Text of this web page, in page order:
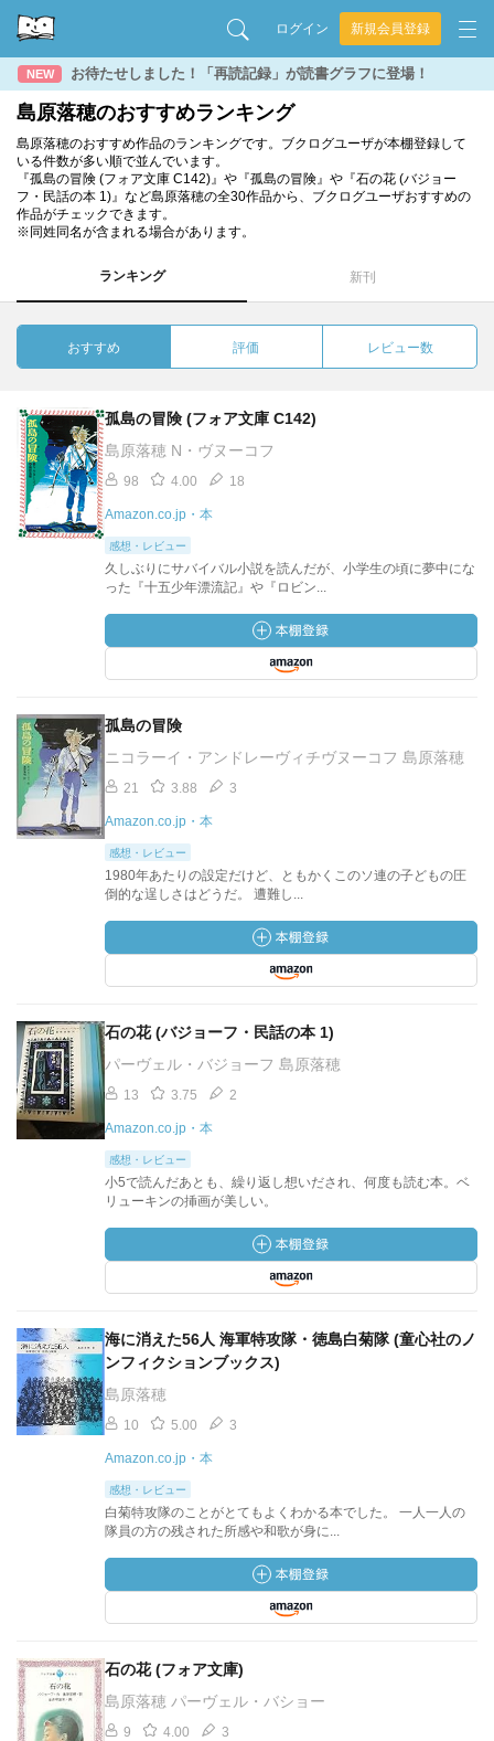
ログイン 新規会員登録
NEW お待たせしました！「再読記録」が読書グラフに登場！
島原落穂のおすすめランキング
島原落穂のおすすめ作品のランキングです。ブクログユーザが本棚登録して
いる件数が多い順で並んでいます。
『孤島の冒険 (フォア文庫 C142)』や『孤島の冒険』や『石の花 (バジョー
フ・民話の本 1)』など島原落穂の全30作品から、ブクログユーザおすすめの
作品がチェックできます。
※同姓同名が含まれる場合があります。
ランキング 新刊
おすすめ 評価 レビュー数
孤島の冒険 (フォア文庫 C142)
島原落穂 N・ヴヌーコフ
98 4.00 18
Amazon.co.jp・本
感想・レビュー
​久しぶりにサバイバル小説を読んだが、小学生の頃に夢中にな
った『十五少年漂流記』や『ロビン...
孤島の冒険
ニコラーイ・アンドレーヴィチヴヌーコフ 島原落穂
21 3.88 3
Amazon.co.jp・本
感想・レビュー
1980年あたりの設定だけど、ともかくこのソ連の子どもの圧
倒的な逞しさはどうだ。 遭難し...
石の花 (バジョーフ・民話の本 1)
パーヴェル・バジョーフ 島原落穂
13 3.75 2
Amazon.co.jp・本
感想・レビュー
小5で読んだあとも、繰り返し想いだされ、何度も読む本。ベ
リューキンの挿画が美しい。
海に消えた56人 海軍特攻隊・徳島白菊隊 (童心社のノ
ンフィクションブックス)
島原落穂
10 5.00 3
Amazon.co.jp・本
感想・レビュー
白菊特攻隊のことがとてもよくわかる本でした。 一人一人の
隊員の方の残された所感や和歌が身に...
石の花 (フォア文庫)
島原落穂 パーヴェル・バショー
9 4.00 3